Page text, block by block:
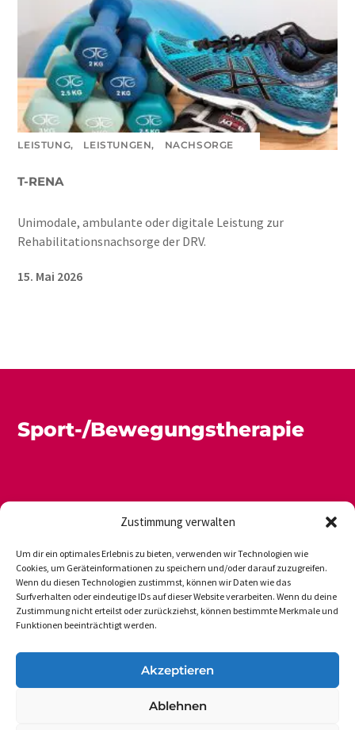
Zustimmung verwalten
Um dir ein optimales Erlebnis zu bieten, verwenden wir Technologien wie
Cookies, um Geräteinformationen zu speichern und/oder darauf zuzugreifen.
Wenn du diesen Technologien zustimmst, können wir Daten wie das
Surfverhalten oder eindeutige IDs auf dieser Website verarbeiten. Wenn du deine
Zustimmung nicht erteilst oder zurückziehst, können bestimmte Merkmale und
Funktionen beeinträchtigt werden.
Akzeptieren
Ablehnen
LEISTUNG, LEISTUNGEN, NACHSORGE
T-RENA
Unimodale, ambulante oder digitale Leistung zur
Rehabilitationsnachsorge der DRV.
15. Mai 2026
Sport-/Bewegungstherapie
Newsletter Datenschutz Impressum